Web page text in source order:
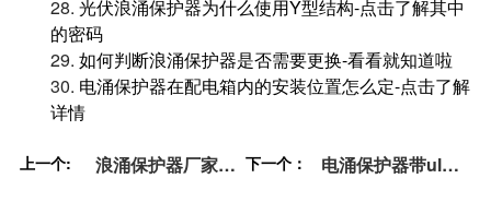
28. 光伏浪涌保护器为什么使用Y型结构-点击了解其中
的密码
29. 如何判断浪涌保护器是否需要更换-看看就知道啦
30. 电涌保护器在配电箱内的安装位置怎么定-点击了解
详情
上一个:
浪涌保护器厂家有 下一个：
电涌保护器带ul和